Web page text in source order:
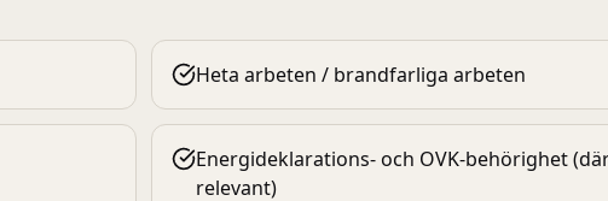
Heta arbeten / brandfarliga arbeten
Energideklarations- och OVK-behörighet
relevant)